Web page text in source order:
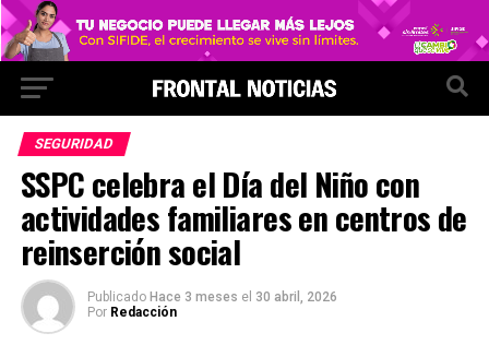
SEGURIDAD
SSPC celebra el Día del Niño con
actividades familiares en centros de
reinserción social
Publicado Hace 3 meses el 30 abril, 2026
Por Redacción